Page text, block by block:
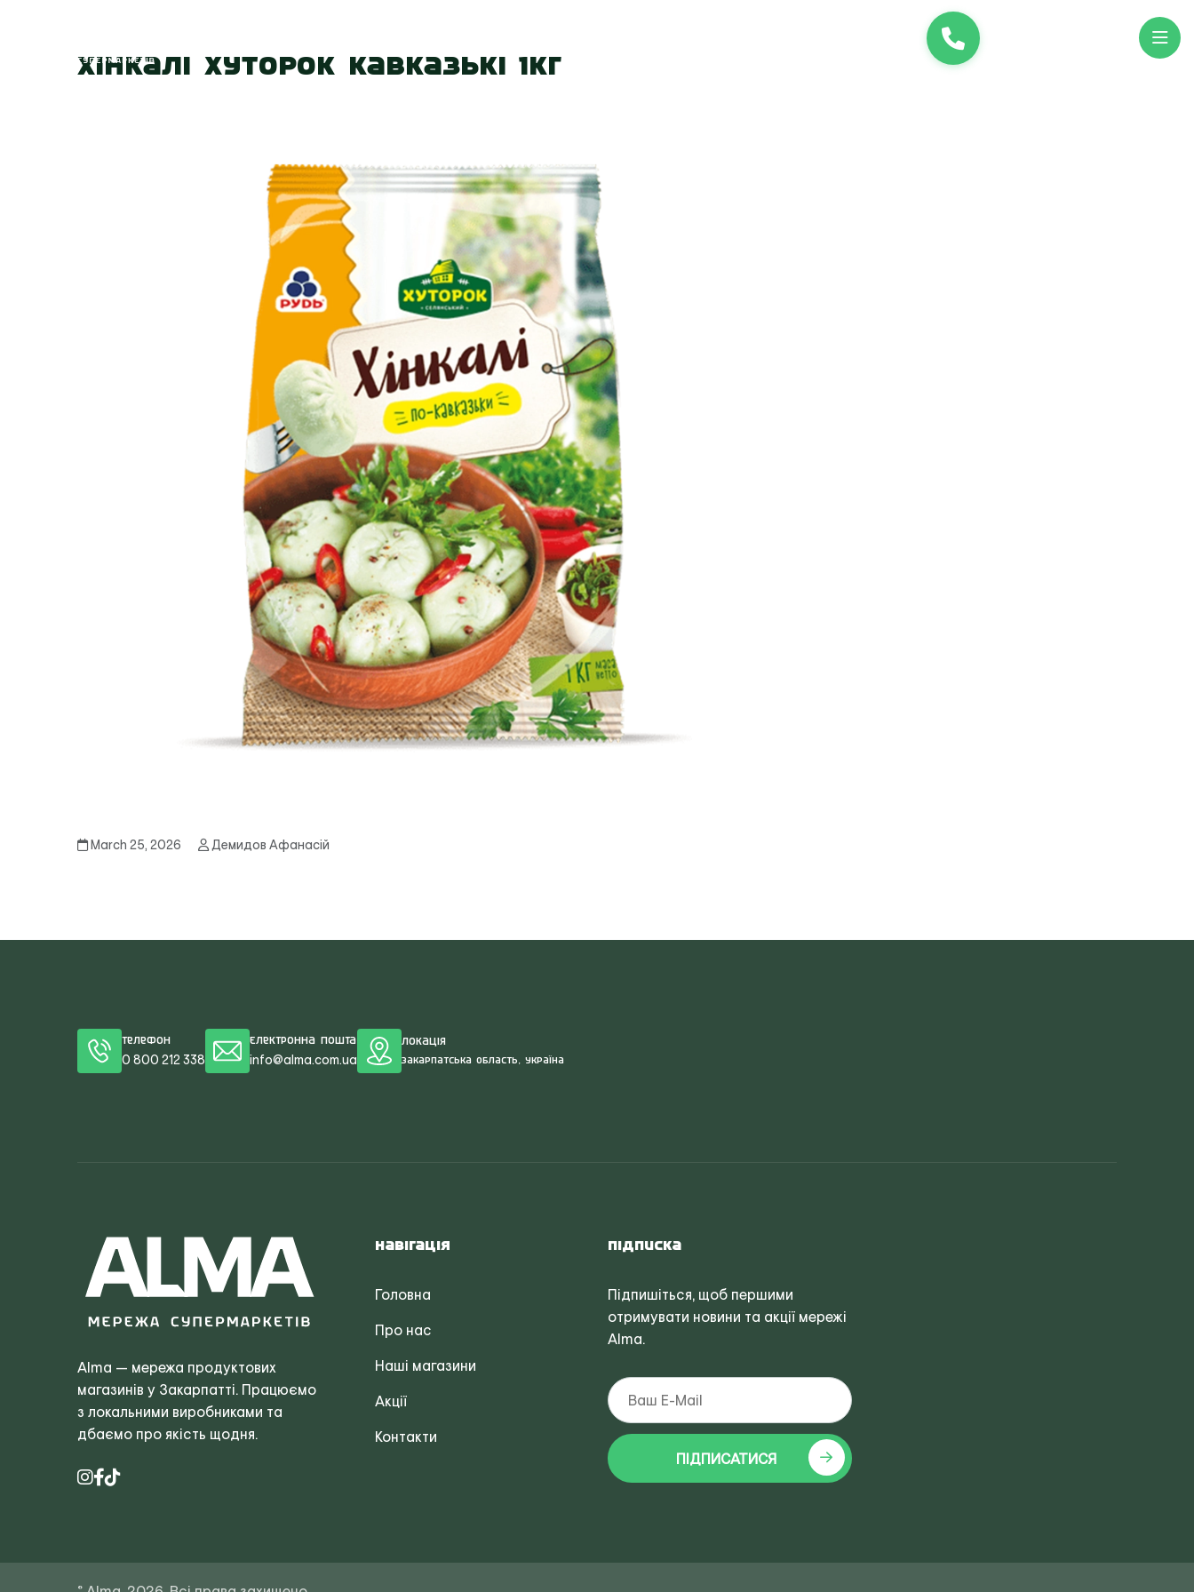
Хінкалі Хуторок Кавказькі 1кг
March 25, 2026 Демидов Афанасій
Телефон
0 800 212 338
Електронна пошта
info@alma.com.ua
Локація
Закарпатська область, Україна
Alma — мережа продуктових
магазинів у Закарпатті. Працюємо
з локальними виробниками та
дбаємо про якість щодня.
Навігація
Головна
Про нас
Наші магазини
Акції
Контакти
Підписка
Підпишіться, щоб першими
отримувати новини та акції мережі
Alma.
ПІДПИСАТИСЯ